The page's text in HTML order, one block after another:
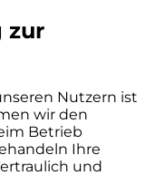
zur
Nutzern ist
wir den
Betrieb
Ihre
und